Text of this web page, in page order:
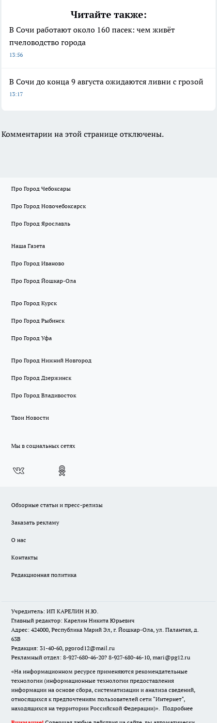
Читайте также:
В Сочи работают около 160 пасек: чем живёт
пчеловодство города
13:56
В Сочи до конца 9 августа ожидаются ливни с грозой
13:17
Комментарии на этой странице отключены.
Про Город Чебоксары
Про Город Новочебоксарск
Про Город Ярославль
Наша Газета
Про Город Иваново
Про Город Йошкар-Ола
Про Город Курск
Про Город Рыбинск
Про Город Уфа
Про Город Нижний Новгород
Про Город Дзержинск
Про Город Владивосток
Твои Новости
Мы в социальных сетях
Обзорные статьи и пресс-релизы
Заказать рекламу
О нас
Контакты
Редакционная политика
Учредитель: ИП КАРЕЛИН Н.Ю.
Главный редактор: Карелин Никита Юрьевич
Адрес: 424000, Республика Марий Эл, г. Йошкар-Ола, ул. Палантая, д.
63В
Редакция: 31-40-60, pgorod12@mail.ru
Рекламный отдел: 8-927-680-46-20? 8-927-680-46-10, mari@pg12.ru
«На информационном ресурсе применяются рекомендательные
технологии (информационные технологии предоставления
информации на основе сбора, систематизации и анализа сведений,
относящихся к предпочтениям пользователей сети "Интернет",
находящихся на территории Российской Федерации)». Подробнее